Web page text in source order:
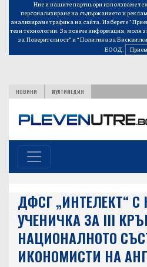
Ние и нашите партньори използваме
персонализиране на съдържанието и
анализираме трафика на сайта. Изберете
тези технологии. За повече информация, моля
за Поверителност”и“Политика за
ЕООД.
НОВИНИ МУЛТИМЕДИЯ
ДФСГ „ИНТЕЛЕКТ“
УЧЕНИЧКА ЗА III
НAЦИОНАЛНОТО
ИКОНОМИСТИ НА